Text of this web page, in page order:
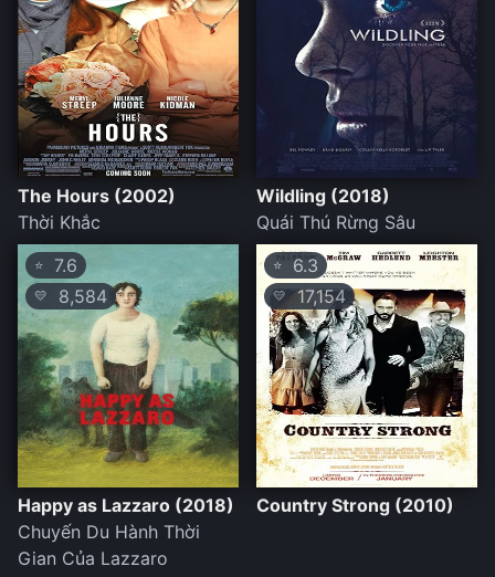
The Hours (2002)
Thời Khắc
Wildling (2018)
Quái Thú Rừng Sâu
⭐ 7.6
💛 8,584
Happy as Lazzaro (2018)
Chuyến Du Hành Thời
Gian Của Lazzaro
⭐6.3
💛 17,154
Country Strong (2010)